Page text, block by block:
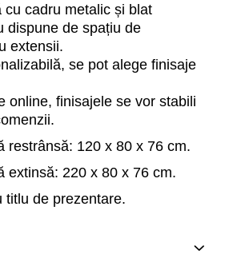
cu cadru metalic și blat
dispune de spațiu de
extensii.
se pot alege finisaje
online, finisajele se vor stabili
restrânsă: 120 x 80 x 76 cm.
extinsă: 220 x 80 x 76 cm.
titlu de prezentare.